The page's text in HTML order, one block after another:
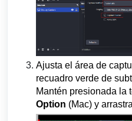
Ajusta el área de
recuadro verde de
Mantén presionada la
Option (Mac) y